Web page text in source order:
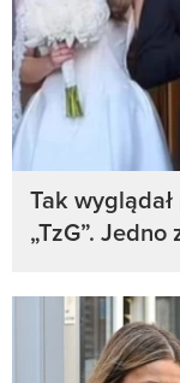
Tak
„TzG”.